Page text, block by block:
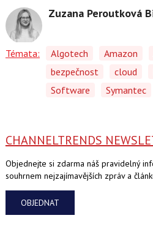
Zuzana Peroutková
Témata: Algotech Amazon
bezpečnost
cloud
Software
Symantec
CHANNELTRENDS
Objednejte si zdarma náš pravidelný
souhrnem nejzajímavějších zpráv a
OBJEDNAT